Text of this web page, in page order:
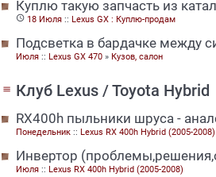
Куплю такую запчасть из
 18 Июля :: Lexus GX : Куплю-продам
Подсветка в бардачке между
Июля :: Lexus GX 470 » Кузов, салон
menu Клуб Lexus / Toyota Hybrid
RX400h пыльники шруса -
Понедельник :: Lexus RX 400h Hybrid (2005-2008)
Инвертор
Июля :: Lexus RX 400h Hybrid (2005-2008)